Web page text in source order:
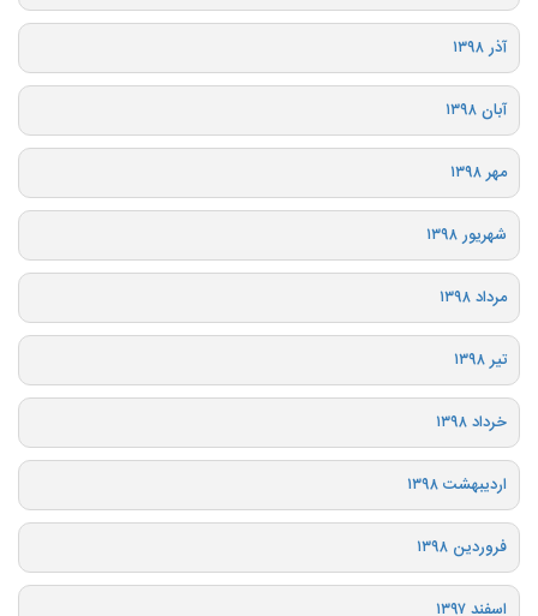
آذر ۱۳۹۸
آبان ۱۳۹۸
مهر ۱۳۹۸
شهریور ۱۳۹۸
مرداد ۱۳۹۸
تیر ۱۳۹۸
خرداد ۱۳۹۸
اردیبهشت ۱۳۹۸
فروردین ۱۳۹۸
اسفند ۱۳۹۷